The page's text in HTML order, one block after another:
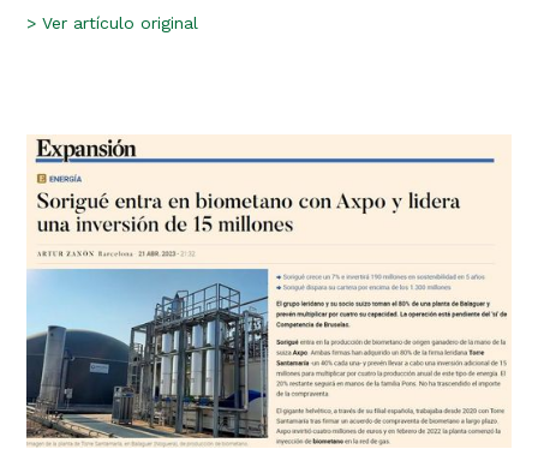
> Ver artículo original